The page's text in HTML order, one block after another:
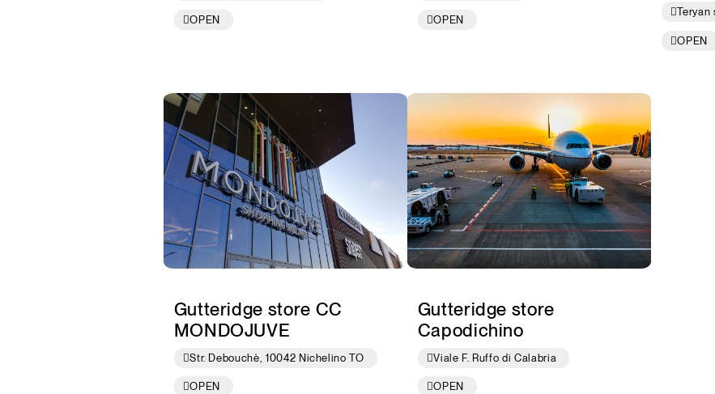
OPEN OPEN
Teryan
OPEN
Gutteridge store CC
MONDOJUVE
Str. Debouchè, 10042 Nichelino TO
OPEN
Gutteridge store
Capodichino
Viale F. Ruffo di Calabria
OPEN